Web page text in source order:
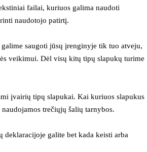
failai, kuriuos galima naudoti
naudotojo patirtį.
galime saugoti jūsų įrenginyje tik tuo atveju,
veikimui. Dėl visų kitų tipų slapukų turime
įvairių tipų slapukai. Kai kuriuos slapukus
trečiųjų šalių tarnybos.
deklaracijoje galite bet kada keisti arba